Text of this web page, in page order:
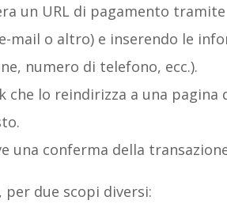
un URL di pagamento
mail o altro) e inserendo le
numero di telefono, ecc.).
che lo reindirizza a una
una conferma della
per due scopi diversi: